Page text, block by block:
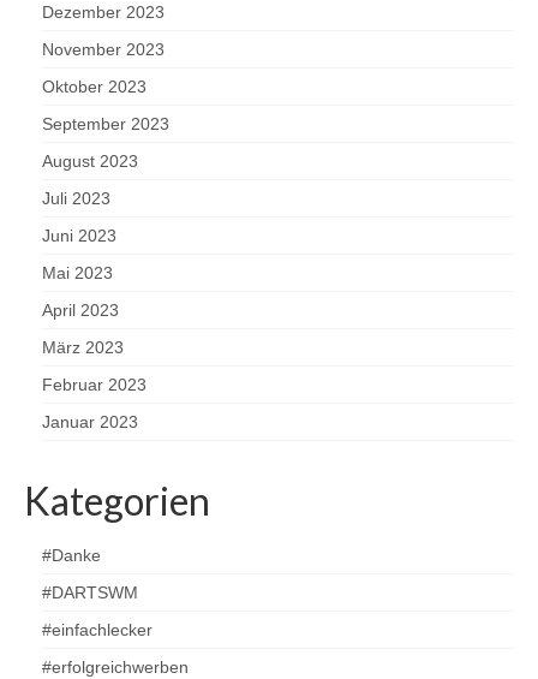
Dezember 2023
November 2023
Oktober 2023
September 2023
August 2023
Juli 2023
Juni 2023
Mai 2023
April 2023
März 2023
Februar 2023
Januar 2023
Kategorien
#Danke
#DARTSWM
#einfachlecker
#erfolgreichwerben